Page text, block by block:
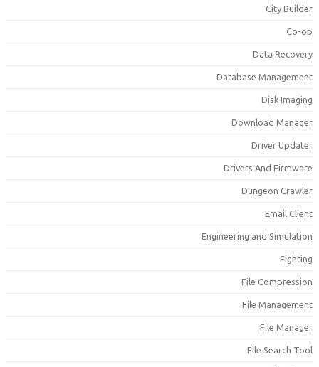
City
Co-
Data
Database
Disk
Download
Driver
Drivers And
Dungeon
Email
Engineering and
File
File
File
File Search